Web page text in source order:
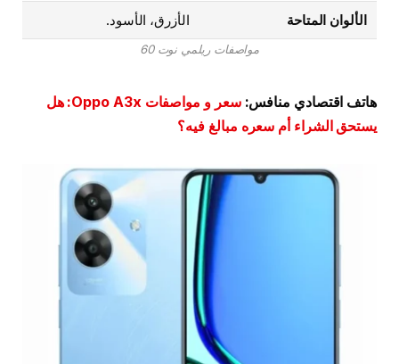
الألوان المتاحة الأزرق، الأسود.
مواصفات ريلمي نوت 60
هاتف اقتصادي منافس:
سعر و مواصفات Oppo A3x: هل
يستحق الشراء أم سعره مبالغ فيه؟